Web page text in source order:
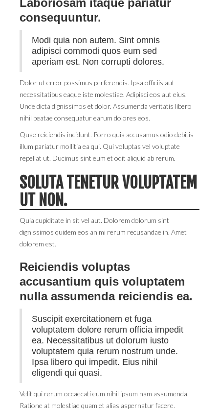
Laboriosam itaque pariatur
consequuntur.
Modi quia non autem. Sint omnis
adipisci commodi quos eum sed
aperiam est. Non corrupti dolores.
Dolor ut error possimus perferendis. Ipsa officiis aut
necessitatibus eaque iste molestiae. Adipisci eos aut eius.
Unde dicta dignissimos et dolor. Assumenda veritatis libero
nihil beatae consequatur earum dolores eos.
Quae reiciendis incidunt. Porro quia accusamus odio debitis
illum pariatur mollitia ea qui. Qui voluptas vel voluptate
repellat ut. Ducimus sint eum et odit aliquid ab rerum.
SOLUTA TENETUR VOLUPTATEM
UT NON.
Quia cupiditate in sit vel aut. Dolorem dolorum sint
dignissimos quidem eos animi rerum recusandae in. Amet
dolorem est.
Reiciendis voluptas
accusantium quis voluptatem
nulla assumenda reiciendis ea.
Suscipit exercitationem et fuga
voluptatem dolore rerum officia impedit
ea. Necessitatibus ut dolorum iusto
voluptatem quia rerum nostrum unde.
Ipsa libero qui impedit. Eius nihil
eligendi qui quasi.
Velit qui rerum occaecati eum nihil ipsum nam assumenda.
Ratione at molestiae quam et alias aspernatur facere.